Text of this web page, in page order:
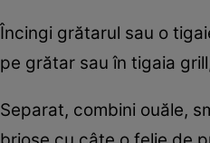
Încingi grătarul sau o
pe grătar sau în tigaia
Separat, combini ouăle,